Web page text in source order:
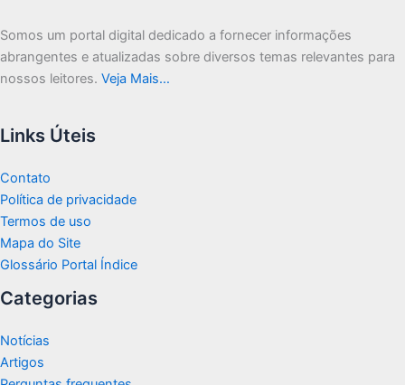
Somos um portal digital dedicado a fornecer informações
abrangentes e atualizadas sobre diversos temas relevantes para
nossos leitores. Veja Mais…
Links Úteis
Contato
Política de privacidade
Termos de uso
Mapa do Site
Glossário Portal Índice
Categorias
Notícias
Artigos